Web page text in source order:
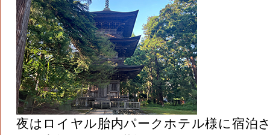
夜はロイヤル胎内パークホテル様に宿泊